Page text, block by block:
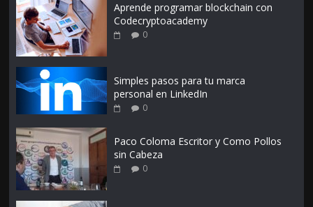
Aprende programar blockchain con
Codecryptoacademy
0
Simples pasos para tu marca
personal en LinkedIn
0
Paco Coloma Escritor y Como Pollos
sin Cabeza
0